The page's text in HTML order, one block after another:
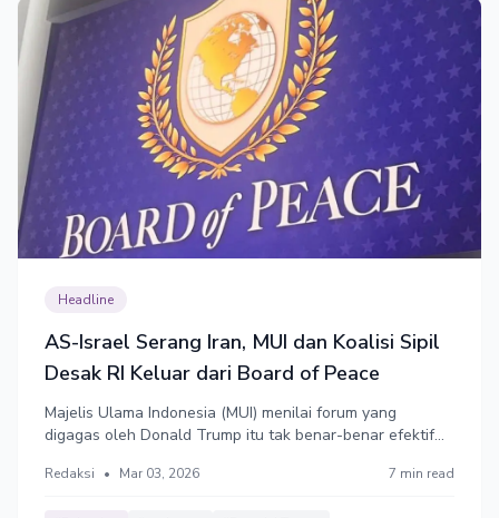
Headline
AS-Israel Serang Iran, MUI dan Koalisi Sipil
Desak RI Keluar dari Board of Peace
Majelis Ulama Indonesia (MUI) menilai forum yang
digagas oleh Donald Trump itu tak benar-benar efektif
Koalisi Masyarakat Sipil mengeluarkan petisi menolak
Redaksi • Mar 03, 2026 7 min read